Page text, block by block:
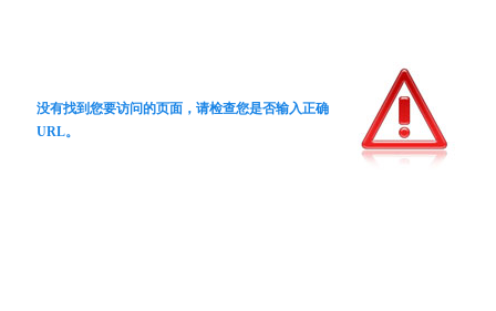
没有找到您要访问的页面，请检查您是否输入正确
URL。